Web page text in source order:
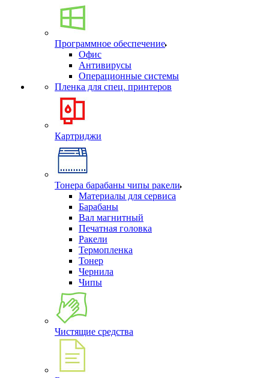
Программное обеспечение
Офис
Антивирусы
Операционные системы
Пленка для спец. принтеров
Картриджи
Тонера барабаны чипы ракели
Материалы для сервиса
Барабаны
Вал магнитный
Печатная головка
Ракели
Термопленка
Тонер
Чернила
Чипы
Чистящие средства